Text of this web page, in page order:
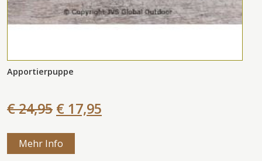
Apportierpuppe
€ 24,95 € 17,95
Mehr Info